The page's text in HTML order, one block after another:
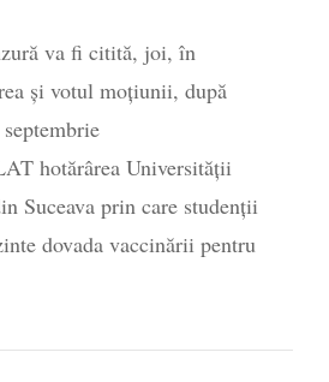
va fi citită, joi, în
și votul moțiunii, după
hotărârea Universității
Suceava prin care studenții
dovada vaccinării pentru